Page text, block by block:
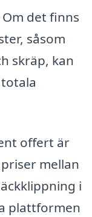
Om det finns
såsom
skräp, kan
offert är
mellan
i
plattformen